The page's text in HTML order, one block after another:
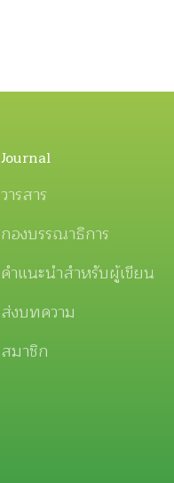
Journal
วารสาร
กองบรรณาธิการ
คำแนะนำสำหรับผู้เขียน
ส่งบทความ
สมาชิก